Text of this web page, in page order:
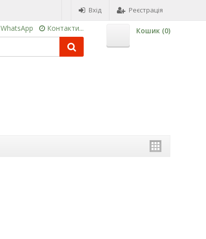
Вхід Реєстрація
WhatsApp Контакти... Кошик (0)